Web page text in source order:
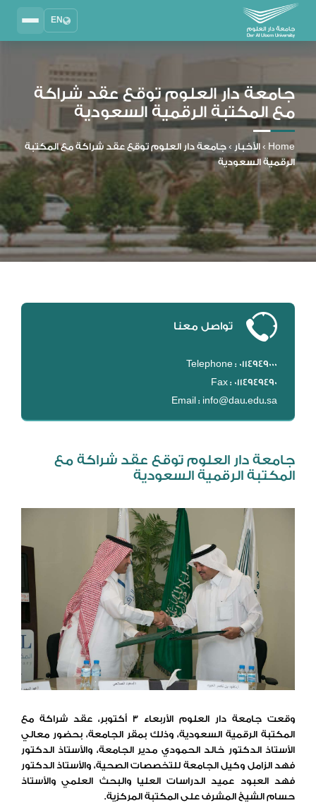
EN
2025 - 2026
نظام إدارة التعلم
MYLMS
نظام معلومات الطلاب
MTSIS
إدارة الموارد البشرية
نظام التواصل الإداري
MYACS
DL
MYAES
جامعة دار العلوم توقع عقد شراكة
مع المكتبة الرقمية السعودية
Home
› الأخبار › جامعة دار العلوم توقع عقد شراكة مع المكتبة
الرقمية السعودية
تواصل معنا
Telephone : 0114949000
Fax : 0114949490
Email : info@dau.edu.sa
جامعة دار العلوم توقع عقد شراكة مع
المكتبة الرقمية السعودية
وقعت جامعة دار العلوم الأربعاء 3 أكتوبر، عقد شراكة مع
المكتبة الرقمية السعودية، وذلك بمقر الجامعة، بحضور معالي
الأستاذ الدكتور خالد الحمودي مدير الجامعة، والأستاذ الدكتور
فهد الزامل وكيل الجامعة للتخصصات الصحية، والأستاذ الدكتور
فهد العبود عميد الدراسات العليا والبحث العلمي والأستاذ
حسام الشيخ المشرف على المكتبة المركزية.